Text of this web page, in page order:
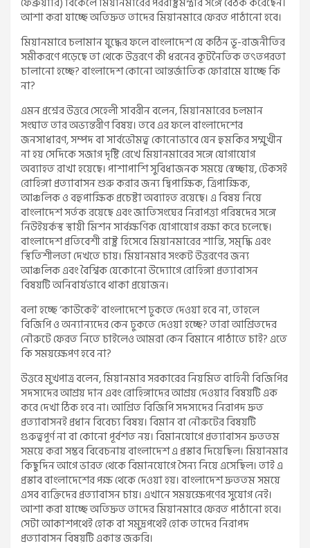
আশা করা যাচ্ছে অতিদ্রুত তাদের মিয়ানমারে ফেরত পাঠানো হবে।
মিয়ানমারে চলামান যুদ্ধের ফলে বাংলাদেশ যে কঠিন ভূ-রাজনীতির
সমীকরণে পড়েছে তা থেকে উত্তরণে কী ধরনের কূটনৈতিক তৎতপরতা
চালানো হচ্ছে? বাংলাদেশ কোনো আন্তর্জাতিক ফোরামে যাচ্ছে কি
না?
এমন প্রশ্নের উত্তরে সেহেলী সাবরীন বলেন, মিয়ানমারের চলমান
সংঘাত তার অভ্যন্তরীণ বিষয়। তবে এর ফলে বাংলাদেশের
জনসাধারণ, সম্পদ বা সার্বভৌমত্ব কোনোভাবে যেন হুমকির সম্মুখীন
না হয় সেদিকে সজাগ দৃষ্টি রেখে মিয়ানমারের সঙ্গে যোগাযোগ
অব্যাহত রাখা হয়েছে। পাশাপাশি সুবিধাজনক সময়ে স্বেচ্ছায়, টেকসই
রোহিঙ্গা প্রত্যাবাসন শুরু করার জন্য দ্বিপাক্ষিক, ত্রিপাক্ষিক,
আঞ্চলিক ও বহুপাক্ষিক প্রচেষ্টা অব্যাহত রয়েছে। এ বিষয় নিয়ে
বাংলাদেশ সর্তক রয়েছে এবং জাতিসংঘের নিরাপত্তা পরিষদের সঙ্গে
নিউইয়র্কস্থ স্থায়ী মিশন সার্বক্ষণিক যোগাযোগ রক্ষা করে চলেছে।
বাংলাদেশ প্রতিবেশী রাষ্ট্র হিসেবে মিয়ানমারের শান্তি, সমৃদ্ধি এবং
স্থিতিশীলতা দেখতে চায়। মিয়ানমার সংকট উত্তরণের জন্য
আঞ্চলিক এবং বৈশ্বিক যেকোনো উদ্যোগে রোহিঙ্গা প্রত্যাবাসন
বিষয়টি অনিবার্যভাবে থাকা প্রয়োজন।
বলা হচ্ছে ‘কাউকেই’ বাংলাদেশে ঢুকতে দেওয়া হবে না, তাহলে
বিজিপি ও অন্যান্যদের কেন ঢুকতে দেওয়া হচ্ছে? তারা আশ্রিতদের
নৌরুটে ফেরত নিতে চাইলেও আমরা কেন বিমানে পাঠাতে চাই? এতে
কি সময়ক্ষেপণ হবে না?
উত্তরে মুখপাত্র বলেন, মিয়ানমার সরকারের নিয়মিত বাহিনী বিজিপির
সদস্যদের আশ্রয় দান এবং রোহিঙ্গাদের আশ্রয় দেওয়ার বিষয়টি এক
করে দেখা ঠিক হবে না। আশ্রিত বিজিপি সদস্যদের নিরাপদ দ্রুত
প্রত্যাবাসনই প্রধান বিবেচ্য বিষয়। বিমান বা নৌরুটের বিষয়টি
গুরুত্বপূর্ণ না বা কোনো পূর্বশত নয়। বিমানযোগে প্রত্যাবাসন দ্রুততম
সময়ে করা সম্ভব বিবেচনায় বাংলাদেশ এ প্রস্তাব দিয়েছিল। মিয়ানমার
কিছুদিন আগে ভারত থেকে বিমানযোগে সৈন্য নিয়ে এসেছিল। তাই এ
প্রস্তাব বাংলাদেশের পক্ষ থেকে দেওয়া হয়। বাংলাদেশ দ্রুততম সময়ে
এসব ব্যক্তিদের প্রত্যাবাসন চায়। এখানে সময়ক্ষেপণের সুযোগ নেই।
আশা করা যাচ্ছে অতিদ্রুত তাদের মিয়ানমারে ফেরত পাঠানো হবে।
সেটা আকাশপথেই হোক বা সমুদ্রপথেই হোক তাদের নিরাপদ
প্রত্যাবাসন বিষয়টি একান্ত জরুরি।